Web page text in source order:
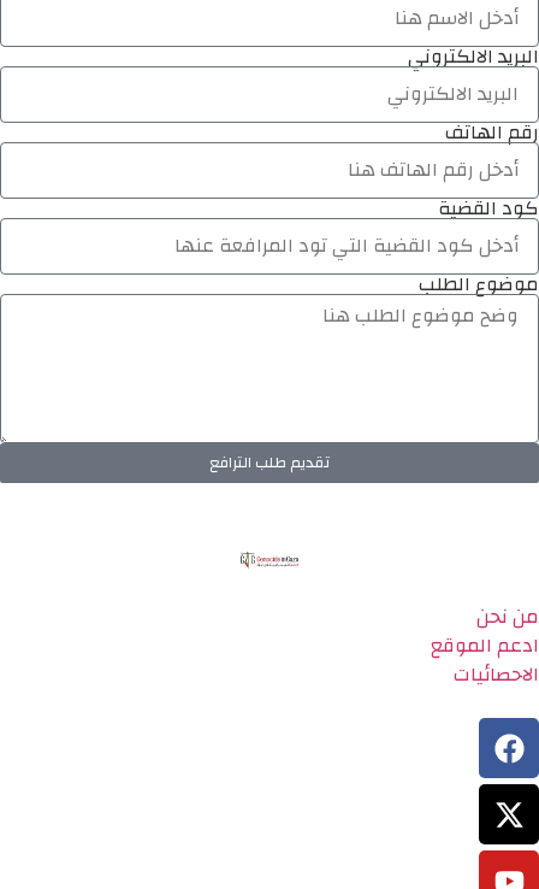
البريد الالكتروني
رقم الهاتف
كود القضية
موضوع الطلب
تقديم طلب الترافع
من نحن
ادعم الموقع
الاحصائيات